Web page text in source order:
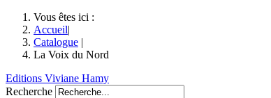
Vous êtes ici :
Accueil|
Catalogue |
La Voix du Nord
Editions Viviane Hamy
Recherche